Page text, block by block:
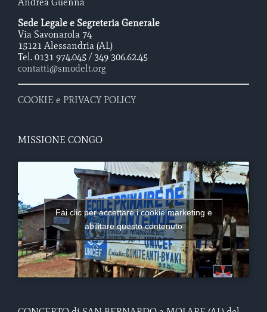
Sede Legale e Segreteria Generale
Via Savonarola 74
15121 Alessandria (AL)
Tel. 0131 974.045 / 349 306.62.45
contatti@smodelt.org
COOKIE e PRIVACY POLICY
MISSIONE CONGO
Fai clic per accettare i cookie marketing e
abilitare questo contenuto